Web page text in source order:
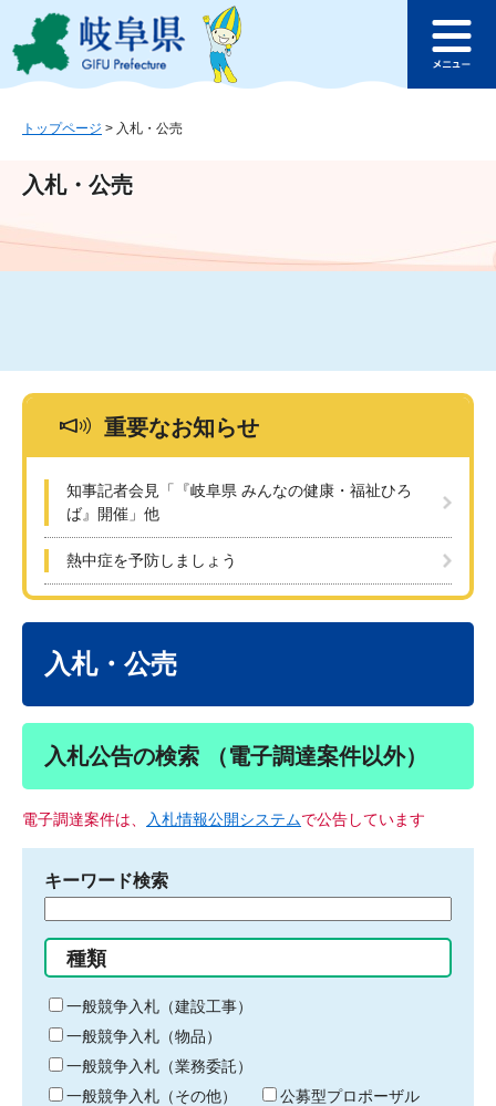
ジ
ュ
文
このページの本文へ
ュ
トップページ > 入札・公売
入札・公売
重要なお知らせ
知事記者会見「『岐阜県 みんなの健康・福祉ひろ
ば』開催」他
熱中症を予防しましょう
入札・公売
入札公告の検索 （電子調達案件以外）
電子調達案件は、 入札情報公開システムで公告しています
キーワード検索
る
キ
ー
ワ
ー
ド
種類
一般競争入札（建設工事）
一般競争入札（物品）
一般競争入札（業務委託）
一般競争入札（その他）
公募型プロポーザル